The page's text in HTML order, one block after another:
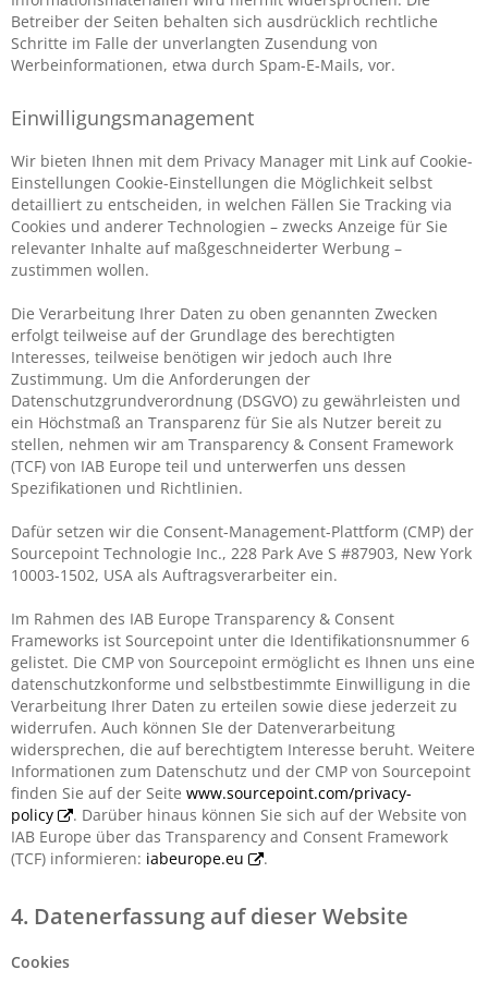
Betreiber der Seiten behalten sich ausdrücklich rechtliche
Schritte im Falle der unverlangten Zusendung von
Werbeinformationen, etwa durch Spam-E-Mails, vor.
Einwilligungsmanagement
Wir bieten Ihnen mit dem Privacy Manager mit Link auf Cookie-
Einstellungen Cookie-Einstellungen die Möglichkeit selbst
detailliert zu entscheiden, in welchen Fällen Sie Tracking via
Cookies und anderer Technologien – zwecks Anzeige für Sie
relevanter Inhalte auf maßgeschneiderter Werbung –
zustimmen wollen.
Die Verarbeitung Ihrer Daten zu oben genannten Zwecken
erfolgt teilweise auf der Grundlage des berechtigten
Interesses, teilweise benötigen wir jedoch auch Ihre
Zustimmung. Um die Anforderungen der
Datenschutzgrundverordnung (DSGVO) zu gewährleisten und
ein Höchstmaß an Transparenz für Sie als Nutzer bereit zu
stellen, nehmen wir am Transparency & Consent Framework
(TCF) von IAB Europe teil und unterwerfen uns dessen
Spezifikationen und Richtlinien.
Dafür setzen wir die Consent-Management-Plattform (CMP) der
Sourcepoint Technologie Inc., 228 Park Ave S #87903, New York
10003-1502, USA als Auftragsverarbeiter ein.
Im Rahmen des IAB Europe Transparency & Consent
Frameworks ist Sourcepoint unter die Identifikationsnummer 6
gelistet. Die CMP von Sourcepoint ermöglicht es Ihnen uns eine
datenschutzkonforme und selbstbestimmte Einwilligung in die
Verarbeitung Ihrer Daten zu erteilen sowie diese jederzeit zu
widerrufen. Auch können SIe der Datenverarbeitung
widersprechen, die auf berechtigtem Interesse beruht. Weitere
Informationen zum Datenschutz und der CMP von Sourcepoint
finden Sie auf der Seite www.sourcepoint.com/privacy-
policy
. Darüber hinaus können Sie sich auf der Website von
IAB Europe über das Transparency and Consent Framework
(TCF) informieren: iabeurope.eu .
4. Datenerfassung auf dieser Website
Cookies